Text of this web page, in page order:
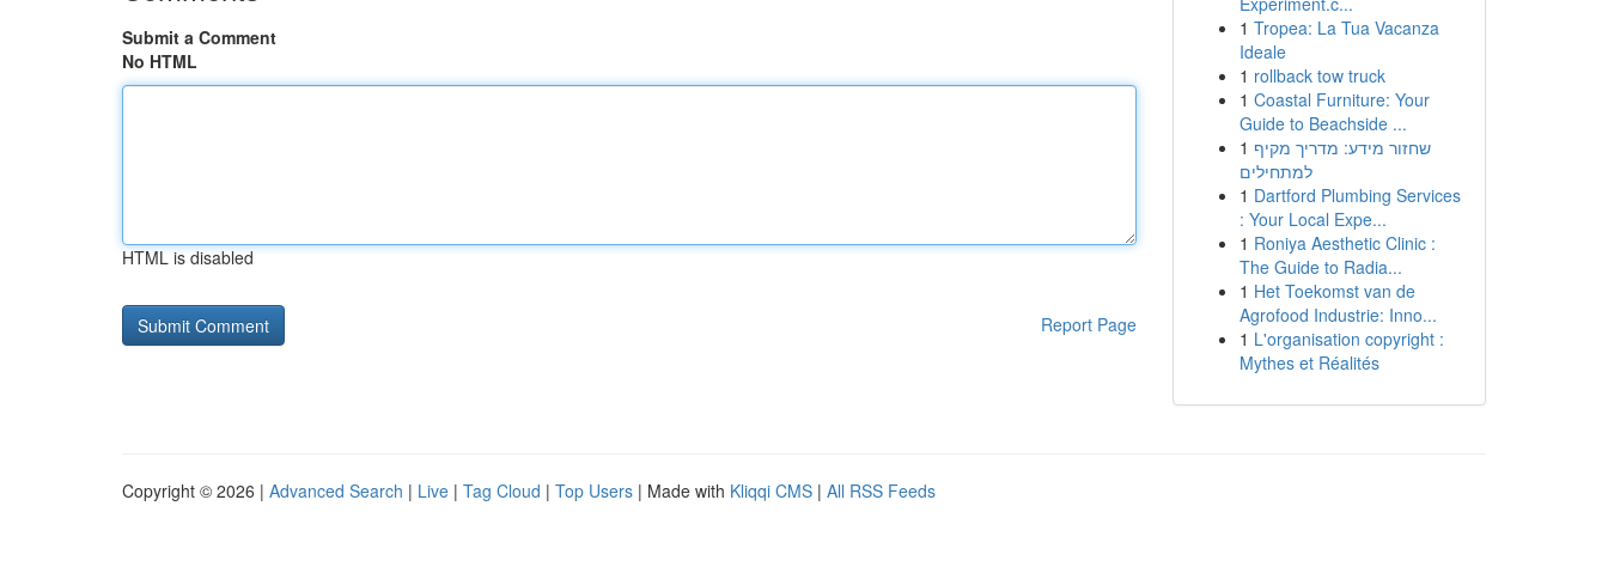
Submit a Comment
No HTML
HTML is disabled
Report Page
1 Tropea: La Tua Vacanza
Ideale
1 rollback tow truck
1 Coastal Furniture: Your
Guide to Beachside ...
1 שחזור מידע: מדריך מקיף
למתחילים
1 Dartford Plumbing Services
: Your Local Expe...
1 Roniya Aesthetic Clinic :
The Guide to Radia...
1 Het Toekomst van de
Agrofood Industrie: Inno...
1 L'organisation copyright :
Mythes et Réalités
Copyright © 2026 | Advanced Search | Live | Tag Cloud | Top Users | Made with Kliqqi CMS | All RSS Feeds